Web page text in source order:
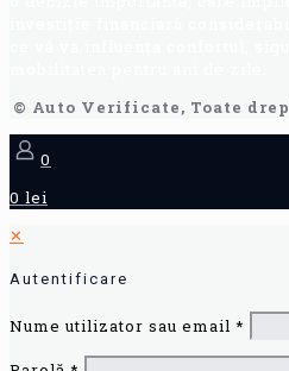
© Auto Verificate, Toate
0
0 lei
✕
Autentificare
Nume utilizator sau email *